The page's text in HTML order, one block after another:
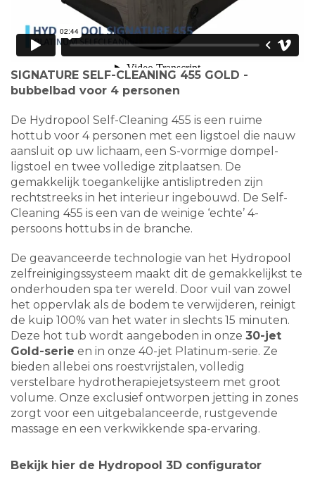
SIGNATURE SELF-CLEANING 455 GOLD -
bubbelbad voor 4 personen
De Hydropool Self-Cleaning 455 is een ruime
hottub voor 4 personen met een ligstoel die nauw
aansluit op uw lichaam, een S-vormige dompel-
ligstoel en twee volledige zitplaatsen. De
gemakkelijk toegankelijke antisliptreden zijn
rechtstreeks in het interieur ingebouwd. De Self-
Cleaning 455 is een van de weinige ‘echte’ 4-
persoons hottubs in de branche.
De geavanceerde technologie van het Hydropool
zelfreinigingssysteem maakt dit de gemakkelijkst te
onderhouden spa ter wereld. Door vuil van zowel
het oppervlak als de bodem te verwijderen, reinigt
de kuip 100% van het water in slechts 15 minuten.
Deze hot tub wordt aangeboden in onze 30-jet
Gold-serie en in onze 40-jet Platinum-serie. Ze
bieden allebei ons roestvrijstalen, volledig
verstelbare hydrotherapiejetsysteem met groot
volume. Onze exclusief ontworpen jetting in zones
zorgt voor een uitgebalanceerde, rustgevende
massage en een verkwikkende spa-ervaring.
Bekijk hier de Hydropool 3D configurator